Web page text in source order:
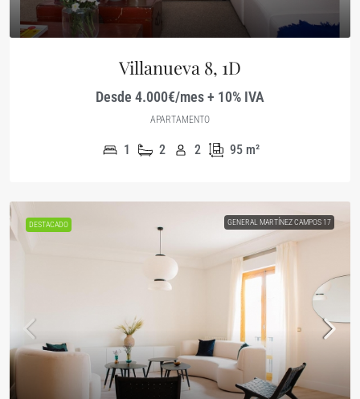
Villanueva 8, 1D
Desde 4.000€/mes + 10% IVA
APARTAMENTO
1 2 2 95 m²
DESTACADO GENERAL MARTÍNEZ CAMPOS 17